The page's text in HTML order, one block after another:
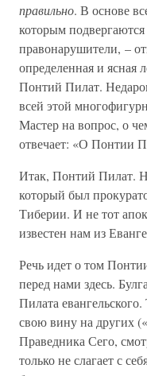
правильно. В основе
которым
правонарушители, –
определенная и ясная
Понтий Пилат.
всей этой
Мастер на вопрос, о
отвечает: «О Понтии
Итак, Понтий Пилат.
который был
Тиберии. И не тот
известен нам из
Речь идет о том
перед нами здесь.
Пилата
свою вину на других
Праведника Сего,
только не слагает с